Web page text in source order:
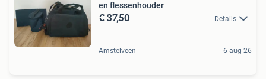
en flessenhouder
€ 37,50 Details
Amstelveen 6 aug 26